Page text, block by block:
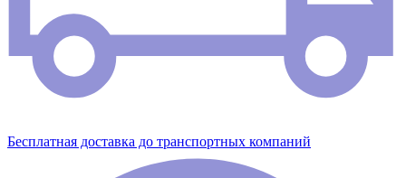
Бесплатная доставка до транспортных компаний